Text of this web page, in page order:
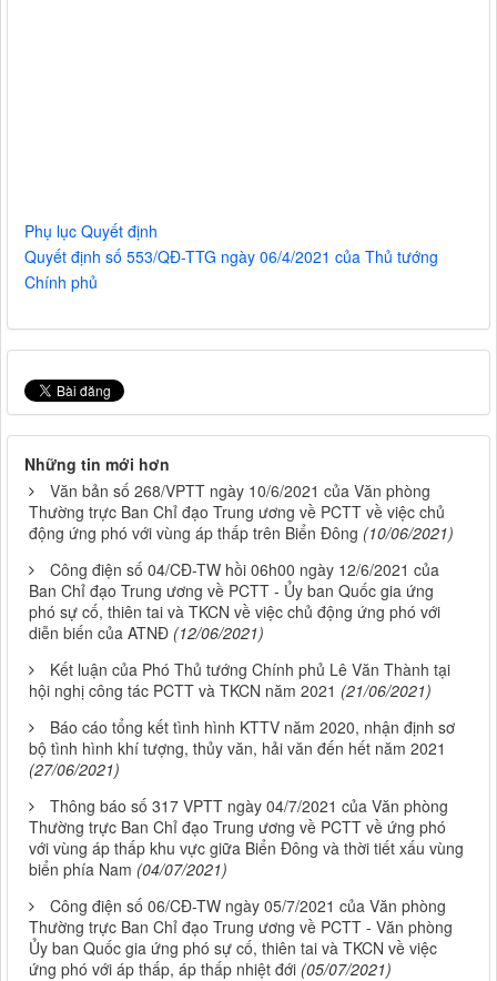
Phụ lục Quyết định
Quyết định số 553/QĐ-TTG ngày 06/4/2021 của Thủ tướng
Chính phủ
Những tin mới hơn
Văn bản số 268/VPTT ngày 10/6/2021 của Văn phòng
Thường trực Ban Chỉ đạo Trung ương về PCTT về việc chủ
động ứng phó với vùng áp thấp trên Biển Đông (10/06/2021)
Công điện số 04/CĐ-TW hồi 06h00 ngày 12/6/2021 của
Ban Chỉ đạo Trung ương về PCTT - Ủy ban Quốc gia ứng
phó sự cố, thiên tai và TKCN về việc chủ động ứng phó với
diễn biến của ATNĐ (12/06/2021)
Kết luận của Phó Thủ tướng Chính phủ Lê Văn Thành tại
hội nghị công tác PCTT và TKCN năm 2021 (21/06/2021)
Báo cáo tổng kết tình hình KTTV năm 2020, nhận định sơ
bộ tình hình khí tượng, thủy văn, hải văn đến hết năm 2021
(27/06/2021)
Thông báo số 317 VPTT ngày 04/7/2021 của Văn phòng
Thường trực Ban Chỉ đạo Trung ương về PCTT về ứng phó
với vùng áp thấp khu vực giữa Biển Đông và thời tiết xấu vùng
biển phía Nam (04/07/2021)
Công điện số 06/CĐ-TW ngày 05/7/2021 của Văn phòng
Thường trực Ban Chỉ đạo Trung ương về PCTT - Văn phòng
Ủy ban Quốc gia ứng phó sự cố, thiên tai và TKCN về việc
ứng phó với áp thấp, áp thấp nhiệt đới (05/07/2021)